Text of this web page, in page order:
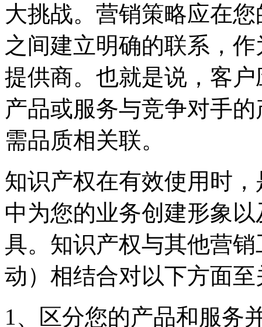
大挑战。营销策略应在
之间建立明确的联系，
提供商。也就是说，客
产品或服务与竞争对手
需品质相关联。
知识产权在有效使用时
中为您的业务创建形象
具。知识产权与其他营
动）相结合对以下方面
1、区分您的产品和服务